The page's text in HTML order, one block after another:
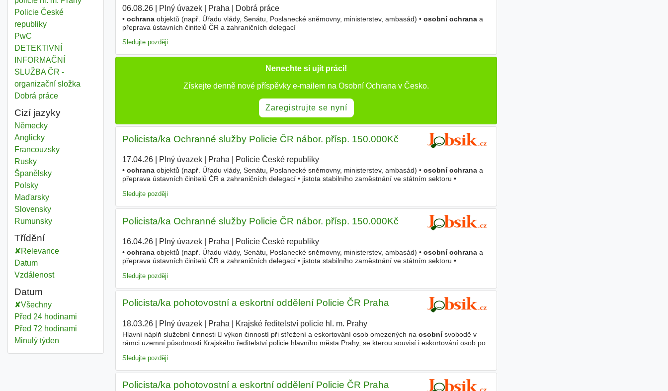
Policie České
republiky
PwC
DETEKTIVNÍ
INFORMAČNÍ
SLUŽBA ČR -
organizační složka
Dobrá práce
Cizí jazyky
Německy
Anglicky
Francouzsky
Rusky
Španělsky
Polsky
Maďarsky
Slovensky
Rumunsky
Třídění
Relevance
Datum
Vzdálenost
Datum
Všechny
Před 24 hodinami
Před 72 hodinami
Minulý týden
06.08.26| Plný úvazek| Praha Dobrá práce
• ochranaobjektů (např. Úřadu vlády, Senátu, Poslanecké sněmovny, ministerstev, ambasád) • osobní ochranaa
přeprava ústavních činitelů ČR a zahraničních delegací
Sledujte později
Nenechte si ujít práci!
Získejte denně nové příspěvky e-mailem na Osobní Ochrana v Česko.
Zaregistrujte se nyní
Policista/ka Ochranné služby Policie ČR nábor. přísp. 150.000Kč
17.04.26| Plný úvazek| Praha Policie České republiky
• ochranaobjektů (např. Úřadu vlády, Senátu, Poslanecké sněmovny, ministerstev, ambasád) • osobní ochranaa
přeprava ústavních činitelů ČR a zahraničních delegací • jistota stabilního zaměstnání ve státním sektoru •
Sledujte později
Policista/ka Ochranné služby Policie ČR nábor. přísp. 150.000Kč
16.04.26| Plný úvazek| Praha Policie České republiky|
• ochranaobjektů (např. Úřadu vlády, Senátu, Poslanecké sněmovny, ministerstev, ambasád) • osobní ochranaa
přeprava ústavních činitelů ČR a zahraničních delegací • jistota stabilního zaměstnání ve státním sektoru •
Sledujte později
Policista/ka pohotovostní a eskortní oddělení Policie ČR Praha
18.03.26| Plný úvazek| Praha Krajské ředitelství policie hl. m. Prahy|
Hlavní náplň služební činnosti  výkon činností při střežení a eskortování osob omezených na osobnísvobodě v
rámci uzemní působnosti Krajského ředitelství policie hlavního města Prahy, se kterou souvisí i eskortování osob po
Sledujte později
Policista/ka pohotovostní a eskortní oddělení Policie ČR Praha